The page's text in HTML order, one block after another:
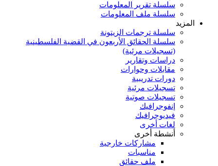
سلسلة تقرير المعلومات
سلسلة ملف المعلومات
المزيد
سلسلة ترجمات الزيتونة
سلسلة الحقائق الأربعون في القضية الفلسطينية
(تسجيلات مرئية)
دراسات وتقارير
مقابلات وحوارات
دورات تدريبية
تسجيلات مرئية
تسجيلات صوتية
إنفوجرافيك
فيديوجرافيك
لغات أخرى
أنشطة أخرى
مشاركات خارجية
مناسبات
ملف حقائق